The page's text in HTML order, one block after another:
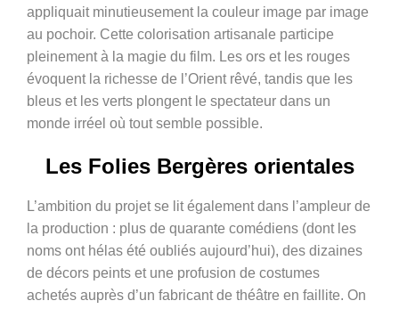
appliquait minutieusement la couleur image par image
au pochoir. Cette colorisation artisanale participe
pleinement à la magie du film. Les ors et les rouges
évoquent la richesse de l’Orient rêvé, tandis que les
bleus et les verts plongent le spectateur dans un
monde irréel où tout semble possible.
Les Folies Bergères orientales
L’ambition du projet se lit également dans l’ampleur de
la production : plus de quarante comédiens (dont les
noms ont hélas été oubliés aujourd’hui), des dizaines
de décors peints et une profusion de costumes
achetés auprès d’un fabricant de théâtre en faillite. On